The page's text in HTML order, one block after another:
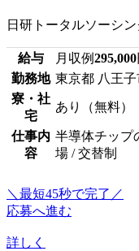
日研トータルソーシ
給与 月収例295,000
勤務地 東京都 八王子
寮・社
宅
あり（無料）
仕事内
容
半導体チップ
場 / 交替制
＼最短45秒で完了／
応募へ進む
詳しく